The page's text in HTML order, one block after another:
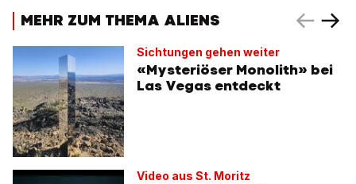
MEHR ZUM THEMA ALIENS
Sichtungen gehen weiter
«Mysteriöser Monolith» bei
Las Vegas entdeckt
Video aus St. Moritz